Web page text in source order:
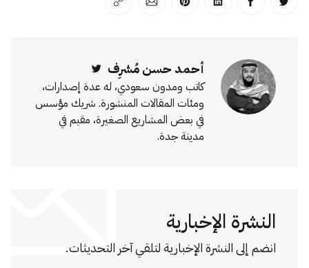
انشر على تويترانشر على الفيسبوك
انشر على لينكد إن
انشر على بينترست
انشر على الإيميل
انسخ الرابط
أحمد حسن مُشرِف
كاتب ومدون سعودي، له عدة إصدارات،
ومئات المقالات المنشورة. شريك مؤسس
في بعض المشاريع الصغيرة، مقيم في
مدينة جدة.
النشرة الإخبارية
انضم إلى النشرة الإخبارية لتلقي آخر التحديثات.